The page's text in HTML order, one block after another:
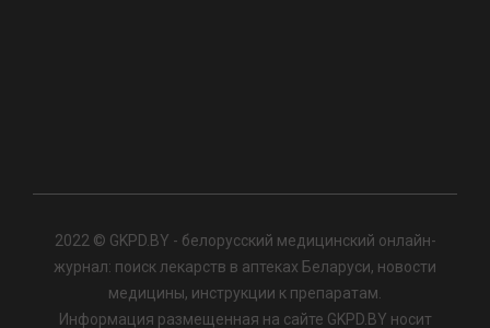
2022 © GKPD.BY - белорусский медицинский онлайн-
журнал: поиск лекарств в аптеках Беларуси, новости
медицины, инструкции к препаратам.
Информация размещенная на сайте GKPD.BY носит